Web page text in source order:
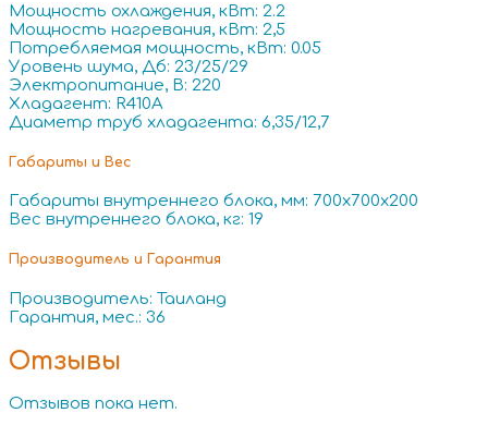
Мощность охлаждения, кВт: 2.2
Мощность нагревания, кВт: 2,5
Потребляемая мощность, кВт: 0.05
Уровень шума, Дб: 23/25/29
Электропитание, В: 220
Хладагент: R410A
Диаметр труб хладагента: 6,35/12,7
Габариты и Вес
Габариты внутреннего блока, мм: 700x700x200
Вес внутреннего блока, кг: 19
Производитель и Гарантия
Производитель: Таиланд
Гарантия, мес.: 36
Отзывы
Отзывов пока нет.